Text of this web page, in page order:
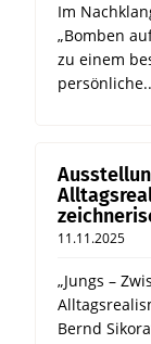
Im
„Bomben
zu einem
11.11.2025
„Jungs –
Bernd